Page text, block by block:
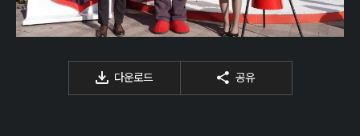
다운로드 공유